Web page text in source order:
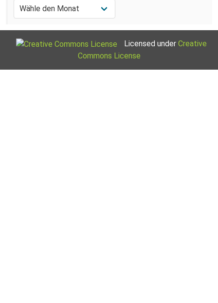
Licensed under Creative
Commons License